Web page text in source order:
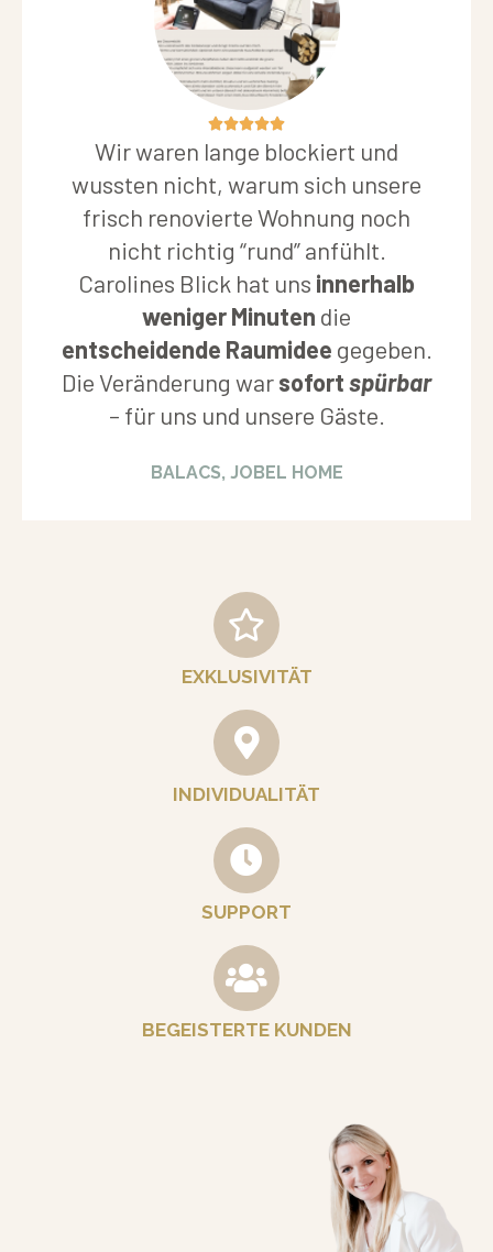
5/5
Wir waren lange blockiert und
wussten nicht, warum sich unsere
frisch renovierte Wohnung noch
nicht richtig “rund” anfühlt.
Carolines Blick hat uns innerhalb
weniger Minuten die
entscheidende Raumidee gegeben.
Die Veränderung warsofortspürbar
– für uns und unsere Gäste.
BALACS, JOBEL HOME
EXKLUSIVITÄT
INDIVIDUALITÄT
SUPPORT
BEGEISTERTE KUNDEN